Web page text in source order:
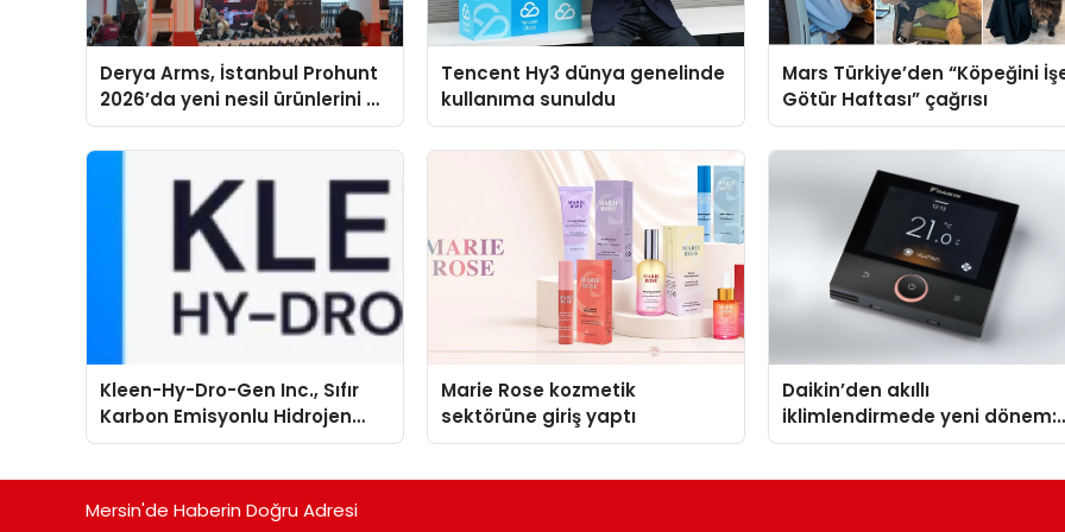
Derya Arms, İstanbul Prohunt
2026’da yeni nesil ürünlerini ve
global marka vizyonunu
sergiledi
Tencent Hy3 dünya genelinde
kullanıma sunuldu
Mars Türkiye’den “Köpeğini
Götür Haftası” çağrısı
Kleen-Hy-Dro-Gen Inc., Sıfır
Karbon Emisyonlu Hidrojen
Isıtma Teknolojisinde ISO ve
Marie Rose kozmetik
sektörüne giriş yaptı
Daikin’den akıllı
iklimlendirmede yeni dönem:
Madoka Plus Türkiye’de
Mersin'de Haberin Doğru Adresi